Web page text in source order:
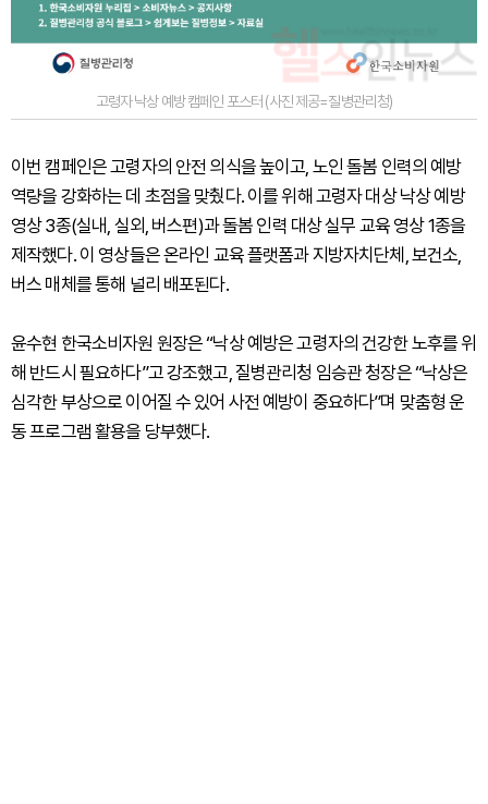
고령자 낙상 예방 캠페인 포스터 (사진 제공=질병관리청)
이번 캠페인은 고령자의 안전 의식을 높이고, 노인 돌봄 인력의 예방
역량을 강화하는 데 초점을 맞췄다. 이를 위해 고령자 대상 낙상 예방
영상 3종(실내, 실외, 버스편)과 돌봄 인력 대상 실무 교육 영상 1종을
제작했다. 이 영상들은 온라인 교육 플랫폼과 지방자치단체, 보건소,
버스 매체를 통해 널리 배포된다.
윤수현 한국소비자원 원장은 “낙상 예방은 고령자의 건강한 노후를 위
해 반드시 필요하다”고 강조했고, 질병관리청 임승관 청장은 “낙상은
심각한 부상으로 이어질 수 있어 사전 예방이 중요하다”며 맞춤형 운
동 프로그램 활용을 당부했다.